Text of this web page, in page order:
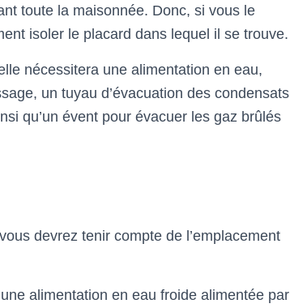
toute la maisonnée. Donc, si vous le
isoler le placard dans lequel il se trouve.
nécessitera une alimentation en eau,
un tuyau d’évacuation des condensats
qu’un évent pour évacuer les gaz brûlés
devrez tenir compte de l’emplacement
alimentation en eau froide alimentée par